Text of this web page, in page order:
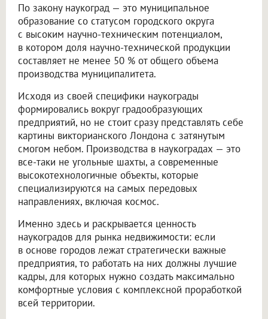
По закону наукоград — это муниципальное
образование со статусом городского округа
с высоким научно-техническим потенциалом,
в котором доля научно-технической продукции
составляет не менее 50 % от общего объема
производства муниципалитета.
Исходя из своей специфики наукограды
формировались вокруг градообразующих
предприятий, но не стоит сразу представлять себе
картины викторианского Лондона с затянутым
смогом небом. Производства в наукоградах — это
все-таки не угольные шахты, а современные
высокотехнологичные объекты, которые
специализируются на самых передовых
направлениях, включая космос.
Именно здесь и раскрывается ценность
наукоградов для рынка недвижимости: если
в основе городов лежат стратегически важные
предприятия, то работать на них должны лучшие
кадры, для которых нужно создать максимально
комфортные условия с комплексной проработкой
всей территории.